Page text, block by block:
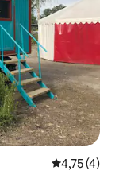
4,75 de
4,75 (4)